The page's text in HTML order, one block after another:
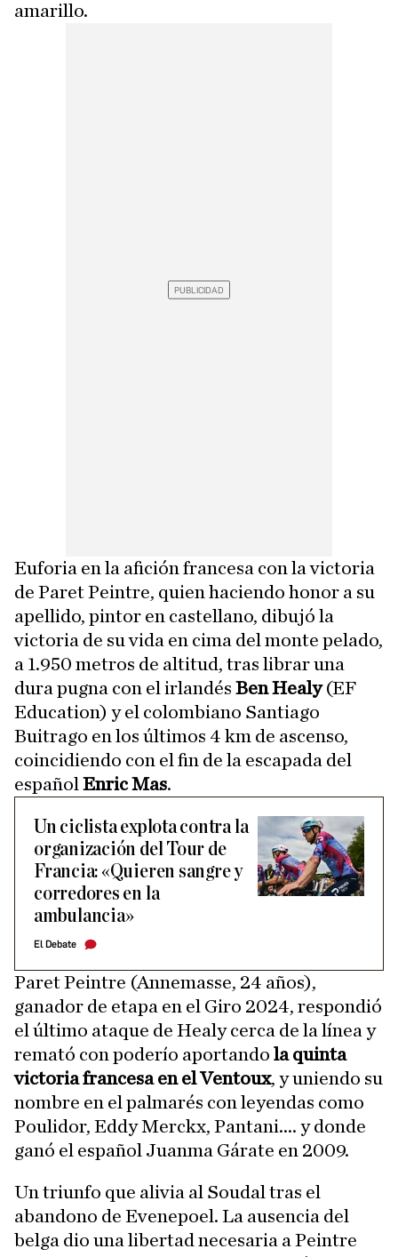
amarillo.
Euforia en la afición francesa con la victoria
de Paret Peintre, quien haciendo honor a su
apellido, pintor en castellano, dibujó la
victoria de su vida en cima del monte pelado,
a 1.950 metros de altitud, tras librar una
dura pugna con el irlandés Ben Healy(EF
Education) y el colombiano Santiago
Buitrago en los últimos 4 km de ascenso,
coincidiendo con el fin de la escapada del
español Enric Mas.
Un ciclista explota contra la
organización del Tour de
Francia: «Quieren sangre y
corredores en la
ambulancia»
El Debate
Paret Peintre (Annemasse, 24 años),
ganador de etapa en el Giro 2024, respondió
el último ataque de Healy cerca de la línea y
remató con poderío aportando la quinta
victoria francesa en el Ventoux, y uniendo su
nombre en el palmarés con leyendas como
Poulidor, Eddy Merckx, Pantani.... y donde
ganó el español Juanma Gárate en 2009.
Un triunfo que alivia al Soudal tras el
abandono de Evenepoel. La ausencia del
belga dio una libertad necesaria a Peintre